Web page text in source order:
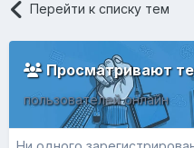
Перейти к списку тем
Просматривают
пользователей онлайн